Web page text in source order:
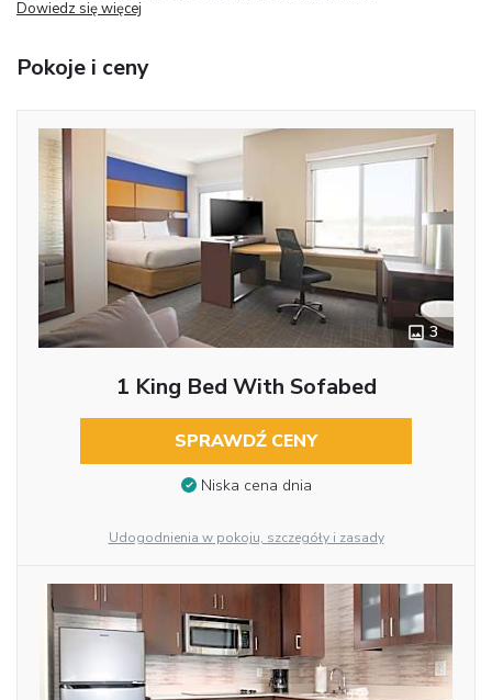
Dowiedz się więcej
Pokoje i ceny
3
1 King Bed With Sofabed
SPRAWDŹ CENY
Niska cena dnia
Udogodnienia w pokoju, szczegóły i zasady